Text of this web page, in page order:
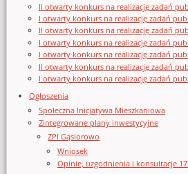
II otwarty konkurs na realizację zadań
I otwarty konkurs na realizację zadań
II otwarty konkurs na realizację zadań
I otwarty konkurs na realizację zadań
I otwarty konkurs na realizację zadań
II otwarty konkurs na realizację zadań
I otwarty konkurs na realizację zadań
Ogłoszenia
Społeczna Inicjatywa Mieszkaniowa
Zintegrowane plany inwestycyjne
ZPI Gąsiorowo
Wniosek
Opinie, uzgodnienia i konsultacje